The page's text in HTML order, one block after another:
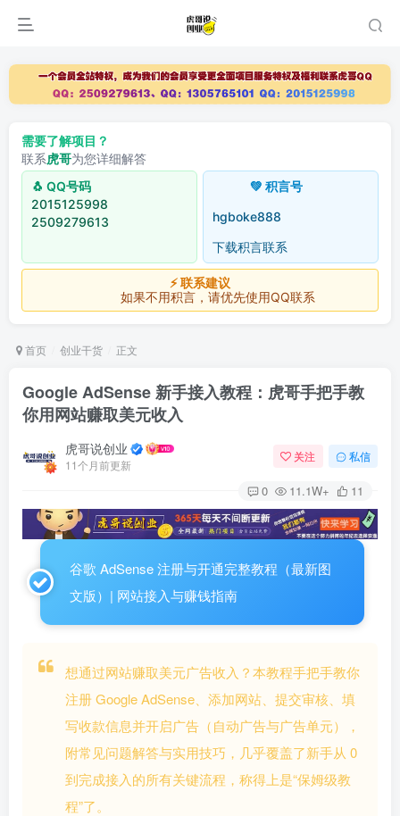
需要了解项目？
联系虎哥为您详细解答
🐧 QQ号码
2015125998
2509279613
💚 积言号
hgboke888
下载积言联系
⚡ 联系建议
如果不用积言，请优先使用QQ联系
首页 创业干货 正文
Google AdSense 新手接入教程：虎哥手把手教
你用网站赚取美元收入
虎哥说创业
11个月前更新
关注 私信
0 11.1W+ 11
谷歌 AdSense 注册与开通完整教程（最新图
文版）| 网站接入与赚钱指南
想通过网站赚取美元广告收入？本教程手把手教你
注册 Google AdSense、添加网站、提交审核、填
写收款信息并开启广告（自动广告与广告单元），
附常见问题解答与实用技巧，几乎覆盖了新手从 0
到完成接入的所有关键流程，称得上是“保姆级教
程”了。